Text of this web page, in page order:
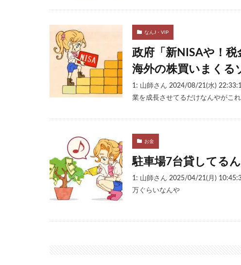
なんJ・VIP
政府「新NISAや！
海外の株買いまくる
1: 山師さん 2024/08/21(水)
業を成長させてるだけなんやがこ
お金
駐車場7台貸してる
1: 山師さん 2025/04/21(月)
万ぐらいなんや